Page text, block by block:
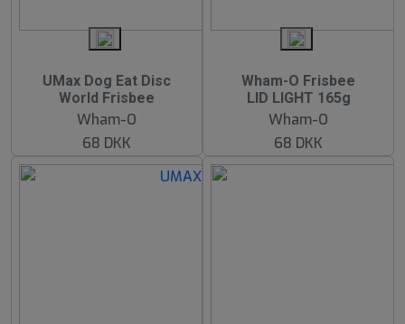
UMax Dog Eat Disc
World Frisbee
Wham-O
68 DKK
Wham-O Frisbee
LID LIGHT 165g
Wham-O
68 DKK